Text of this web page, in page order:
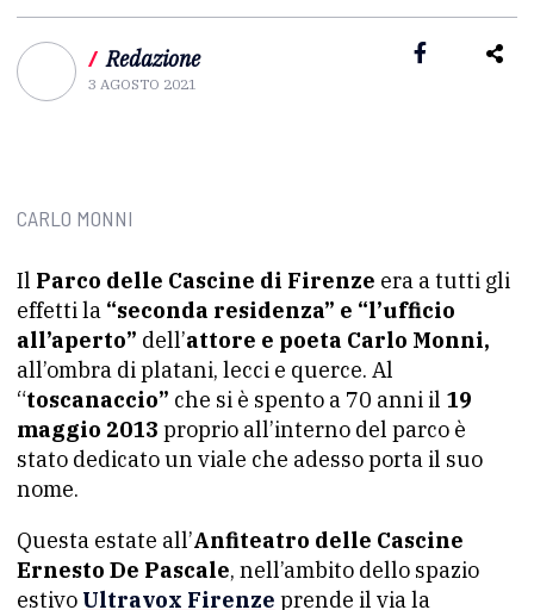
/ Redazione
3 AGOSTO 2021
CARLO MONNI
Il Parco delle Cascine di Firenze era a tutti gli
effetti la “seconda residenza” e “l’ufficio
all’aperto” dell’attore e poeta Carlo Monni,
all’ombra di platani, lecci e querce. Al
“toscanaccio” che si è spento a 70 anni il 19
maggio 2013 proprio all’interno del parco è
stato dedicato un viale che adesso porta il suo
nome.
Questa estate all’Anfiteatro delle Cascine
Ernesto De Pascale, nell’ambito dello spazio
estivo Ultravox Firenze prende il via la